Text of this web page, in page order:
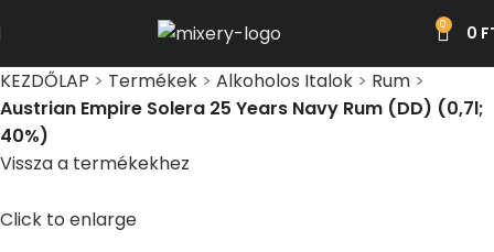
0 0
KEZDŐLAP > Termékek > Alkoholos Italok > Rum >
Austrian Empire Solera 25 Years Navy Rum (DD) (0,7l;
40%)
Vissza a termékekhez
Click to enlarge